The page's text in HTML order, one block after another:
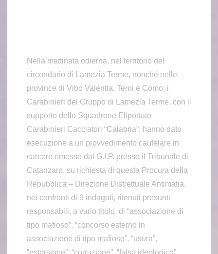
Nella mattinata odierna, nel territorio del
circondario di Lamezia Terme, nonché nelle
province di Vibo Valentia, Terni e Como, i
Carabinieri del Gruppo di Lamezia Terme, con il
supporto dello Squadrone Eliportato
Carabinieri Cacciatori “Calabria”, hanno dato
esecuzione a un provvedimento cautelare in
carcere emesso dal G.I.P. presso il Tribunale di
Catanzaro, su richiesta di questa Procura della
Repubblica – Direzione Distrettuale Antimafia,
nei confronti di 9 indagati, ritenuti presunti
responsabili, a vario titolo, di “associazione di
tipo mafioso”, “concorso esterno in
associazione di tipo mafioso”, “usura”,